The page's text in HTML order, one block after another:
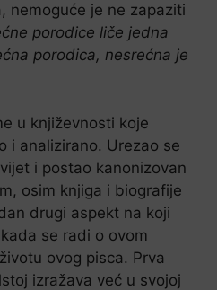
nemoguće je ne zapaziti
porodice liče jedna
porodica, nesrećna je
u književnosti koje
i analizirano. Urezao se
i postao kanonizovan
osim knjiga i biografije
drugi aspekt na koji
se radi o ovom
ovog pisca. Prva
izražava već u svojoj